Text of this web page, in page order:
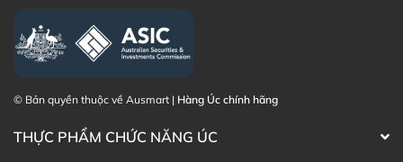
| Ausmart Commercial Pty Ltd
(Australia)
Điện thoại liên hệ đặt hàng:
Thạc sĩ Điều dưỡng & Cố vấn sản
phẩm Lily Huỳnh
© Bản quyền thuộc về Ausmart | Hàng Úc chính hãng
THỰC PHẨM CHỨC NĂNG ÚC